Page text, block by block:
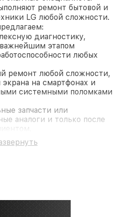
ремонт бытовой и
LG любой сложности.
диагностику,
важнейшим этапом
любых
ремонт любой сложности,
на смартфонах и
системными поломками
запчасти или
аналоги и только после
комплектующие
гарантия. В случае